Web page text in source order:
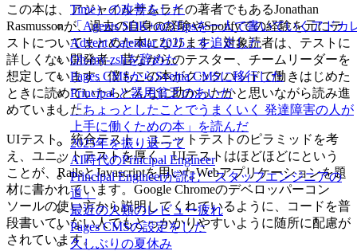
Time）の改善をした
「Agents SDK+αのTipsを一人で書いていくアドカ
Advent Calendar 2025」を追走した
Oh-my-zshを辞めた
Pages CMSからSveltia CMSに移行した
Principal と器用貧乏のあいだ
「ちょっとしたことでうまくいく 発達障害の人が
上手に働くための本」を読んだ
2025年を振り返って
AI時代のPrincipal Engineer
Principal Engineerが読む「スタッフエンジニアの
道」
最近の人類のレビュー疲れ
Pages CMSの設定をした
久しぶりの夏休み
この本は、アジャイルサムライの著者でもあるJonathan
Rasmussonが、過去の自身の経験やSpotifyでの経験を元にテ
ストについてまとめた本になります。対象読者は、テストに
詳しくない開発者、昔ながらのテスター、チームリーダーを
想定しています。僕もこの本がクックパッドで働きはじめた
ときに読めていたらどんなに助かったかと思いながら読み進
めていました。
UIテスト、統合テスト、ユニットテストのピラミッドを考
え、ユニットテストを厚く、UIテストはほどほどにという
ことが、RailsとJavascriptを用いたWebアプリケーションを題
材に書かれています。Google Chromeのデベロッパーコン
ソールの使い方から説明してくれているように、コードを普
段書いていない人でもとっかかりやすいように随所に配慮が
されています。